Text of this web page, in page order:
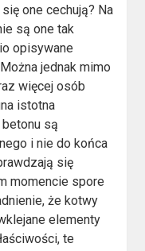
one cechują? Na
są one tak
opisywane
jednak mimo
więcej osób
istotna
są
i nie do końca
się
momencie spore
że kotwy
elementy
te